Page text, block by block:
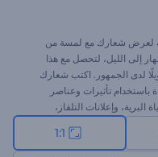
لعرض شعارك مع لمسة من
إلى الليل، لتحصل مع هذا
لدى الجمهور. اكتب شعارك
تأثيرات وعناصر
وإعلانات التلفاز،
الجغرافية، وغيرها
1:1